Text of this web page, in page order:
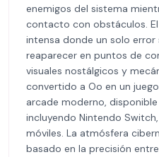
enemigos del sistema
contacto con obstáculos.
intensa donde un solo error
reaparecer en puntos de
visuales nostálgicos y
convertido a Oo en un
arcade moderno,
incluyendo Nintendo
móviles. La atmósfera
basado en la precisión